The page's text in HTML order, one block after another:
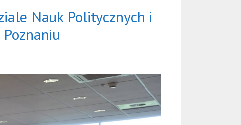
Nauk Politycznych i